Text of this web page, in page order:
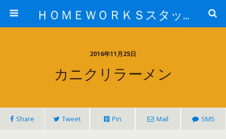
ＨＯＭＥＷＯＲＫＳスタッフ日記ブログ
2016年11月25日
カニクリラーメン
Share Tweet Pin Mail SMS